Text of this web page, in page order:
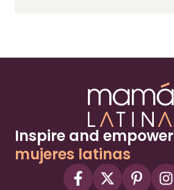
Inspire and empower
mujeres latinas